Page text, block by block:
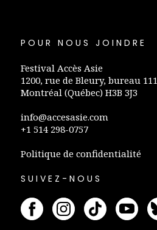
POUR NOUS JOINDRE
Festival Accès Asie
1200, rue de Bleury, bureau 111
Montréal (Québec) H3B 3J3
info@accesasie.com
+1 514 298-0757
Politique de confidentialité
SUIVEZ-NOUS